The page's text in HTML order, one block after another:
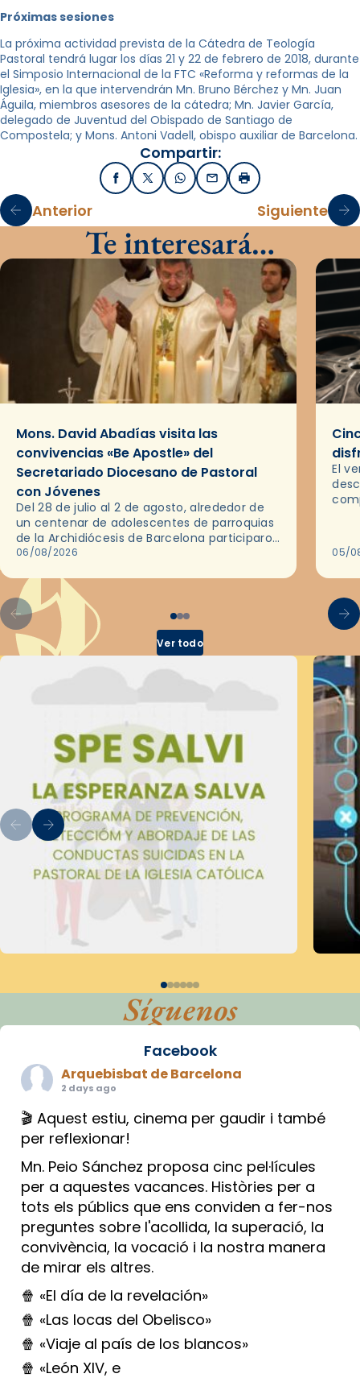
Próximas sesiones
La próxima actividad prevista de la Cátedra de Teología
Pastoral tendrá lugar los días 21 y 22 de febrero de 2018, durante
el Simposio Internacional de la FTC «Reforma y reformas de la
Iglesia», en la que intervendrán Mn. Bruno Bérchez y Mn. Juan
Águila, miembros asesores de la cátedra; Mn. Javier García,
delegado de Juventud del Obispado de Santiago de
Compostela; y Mons. Antoni Vadell, obispo auxiliar de Barcelona.
Compartir:
FacebookX / TwitterWhatsApp
EmailImprimir
Anterior Siguiente
Te interesará…
Mons. David Abadías visita las
convivencias «Be Apostle» del
Secretariado Diocesano de Pastoral
con Jóvenes
Del 28 de julio al 2 de agosto, alrededor de
un centenar de adolescentes de parroquias
de la Archidiócesis de Barcelona participaron
en las convivencias Be Apostle, organizadas
06/08/2026
El
05/
Ver todo
Síguenos
Facebook
Arquebisbat de Barcelona
2 days ago
🎬 Aquest estiu, cinema per gaudir i també
per reflexionar!
Mn. Peio Sánchez proposa cinc pel·lícules
per a aquestes vacances. Històries per a
tots els públics que ens conviden a fer-nos
preguntes sobre l'acollida, la superació, la
convivència, la vocació i la nostra manera
de mirar els altres.
🍿 «El día de la revelación»
🍿 «Las locas del Obelisco»
🍿 «Viaje al país de los blancos»
🍿 «León XIV, e